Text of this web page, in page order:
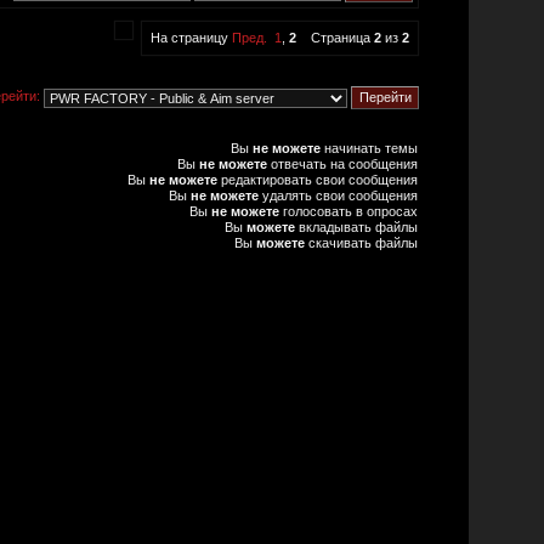
На страницу Пред. 1 2 Страница 2 из 2
Вы не можете начинать темы
Вы не можете отвечать на сообщения
Вы не можете редактировать свои сообщения
Вы не можете удалять свои сообщения
Вы не можете голосовать в опросах
Вы можете вкладывать файлы
Вы можете скачивать файлы